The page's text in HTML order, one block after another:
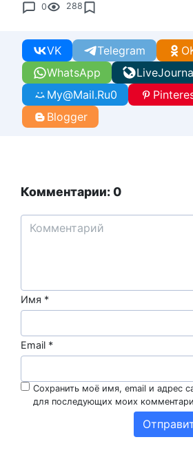
0 288
WhatsApp
VK Telegram
My@Mail.Ru0
Blogger
Комментарии: 0
Имя *
Email *
Сохранить моё имя, email и адрес
для последующих моих